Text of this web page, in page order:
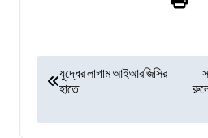
s
যুদ্ধের লাগাম আইআরজিসির
হাতে